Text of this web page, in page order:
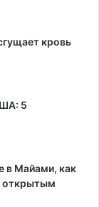
кровь
5
в Майами, как
открытым